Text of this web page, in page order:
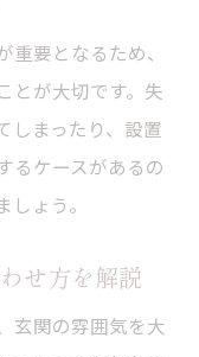
要となるため、
とが大切です。失
しまったり、設置
るケースがあるの
ょう。
せ方を解説
玄関の雰囲気を大